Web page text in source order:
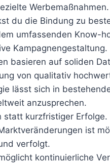
Werbemaßnahmen.
du die Bindung zu
umfassenden Know-
Kampagnengestaltung.
basieren auf soliden
von qualitativ
lässt sich in
anzusprechen.
statt kurzfristiger Erfolge.
ist
verfolgt.
kontinuierliche